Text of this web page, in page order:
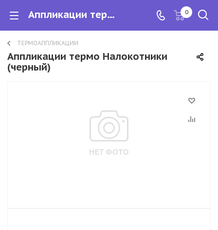
Аппликации термо Налокотники 0
ТЕРМОАППЛИКАЦИИ
Аппликации термо Налокотники
(черный)